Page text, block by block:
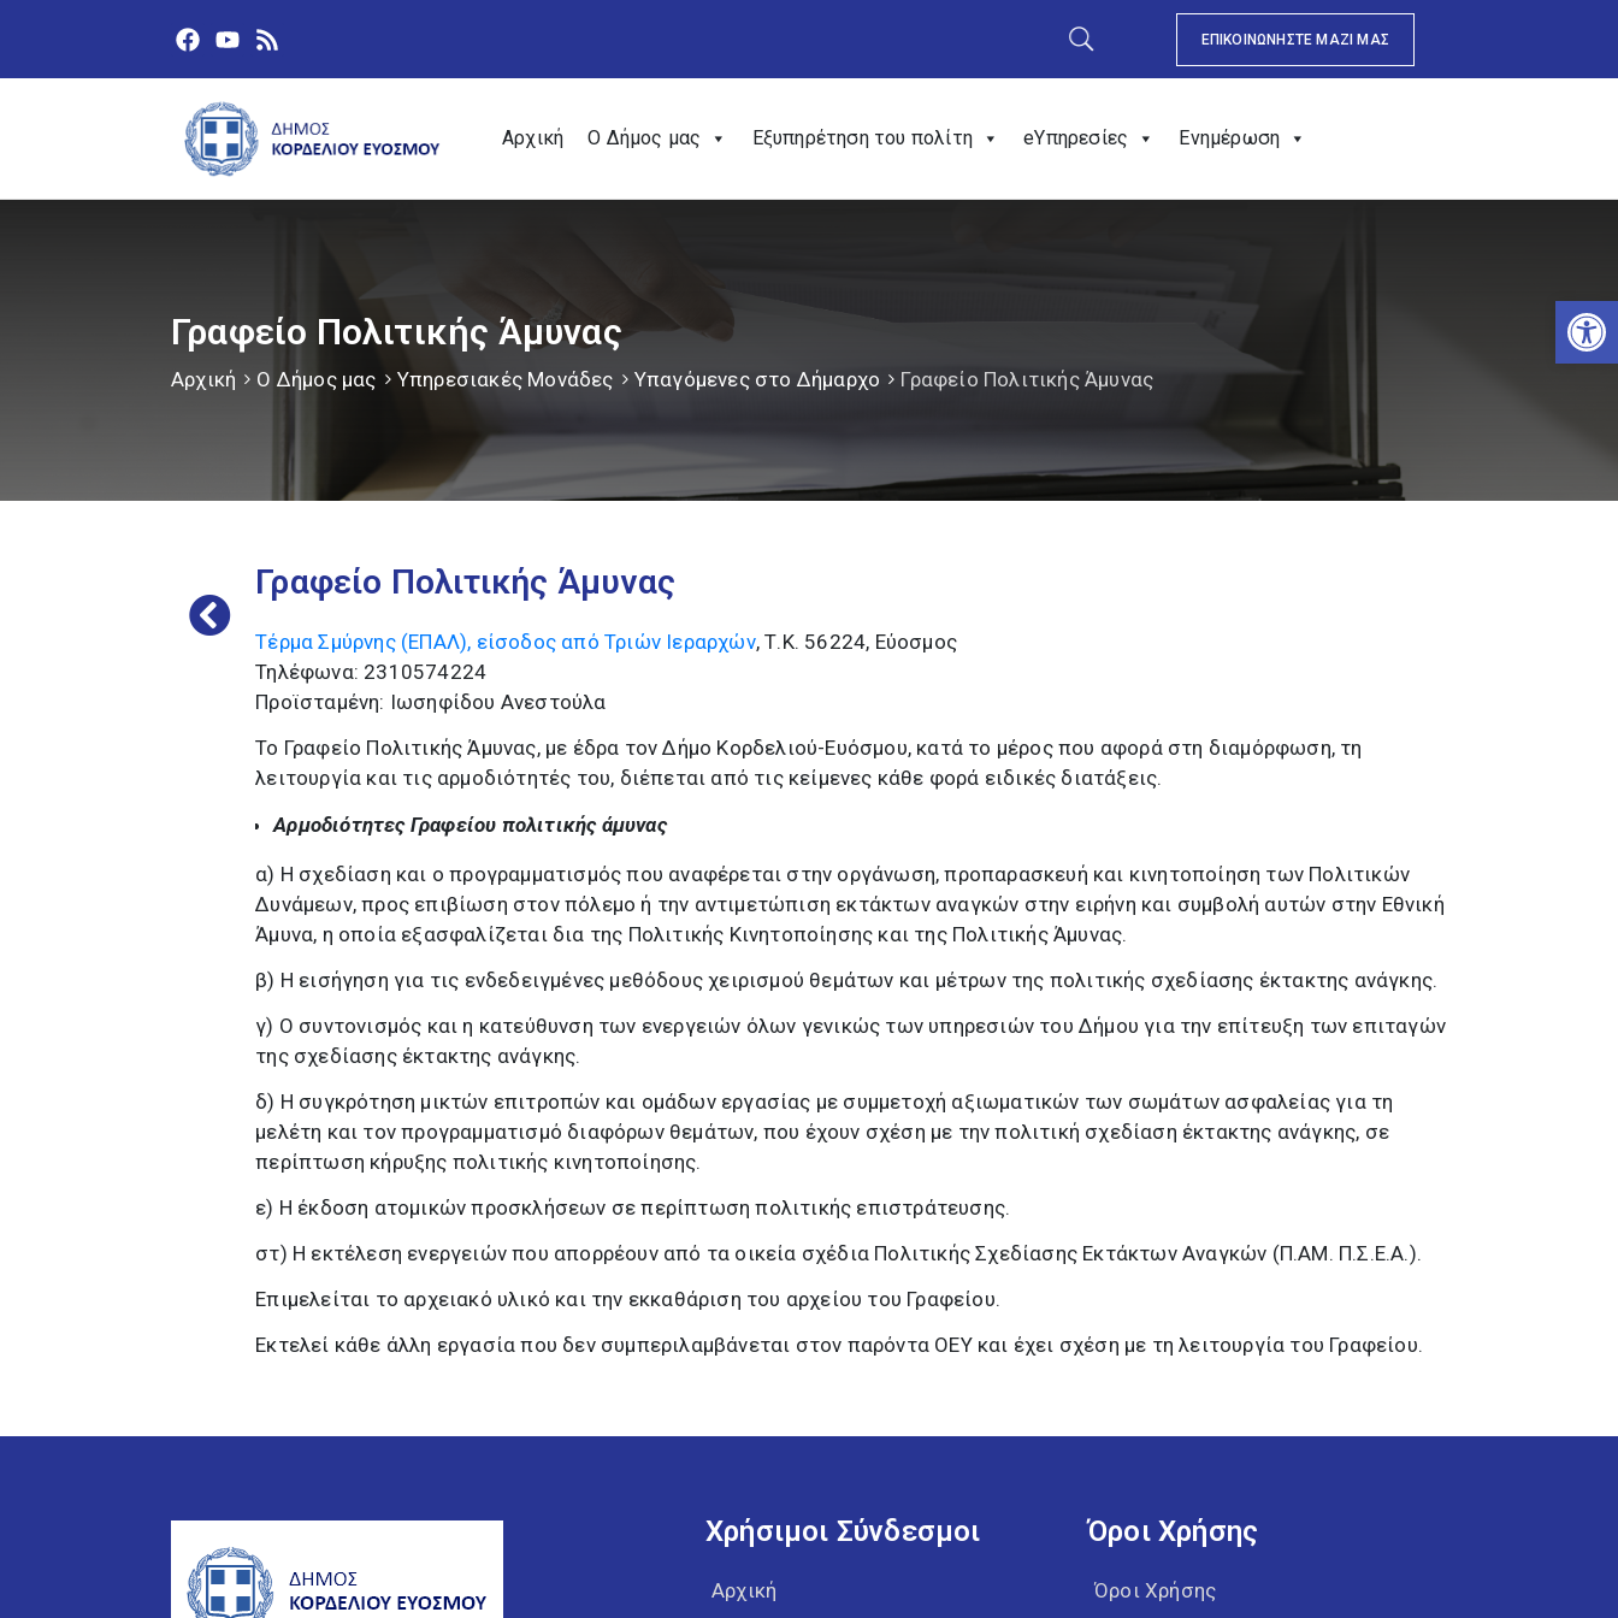
ΕΠΙΚΟΙΝΩΝΗΣΤΕ ΜΑΖΙ ΜΑΣ
Αρχική Ο Δήμος μας Εξυπηρέτηση του πολίτη eΥπηρεσίες Ενημέρωση
Γραφείο Πολιτικής Άμυνας
Αρχική Ο Δήμος μας Υπηρεσιακές Μονάδες Υπαγόμενες στο Δήμαρχο Γραφείο Πολιτικής Άμυνας
Γραφείο Πολιτικής Άμυνας
Τέρμα Σμύρνης (ΕΠΑΛ), είσοδος από Τριών Ιεραρχών, Τ.Κ. 56224, Εύοσμος
Τηλέφωνα: 2310574224
Προϊσταμένη: Ιωσηφίδου Ανεστούλα
Το Γραφείο Πολιτικής Άμυνας, με έδρα τον Δήμο Κορδελιού-Ευόσμου, κατά το μέρος που αφορά στη διαμόρφωση, τη
λειτουργία και τις αρμοδιότητές του, διέπεται από τις κείμενες κάθε φορά ειδικές διατάξεις.
Αρμοδιότητες Γραφείου πολιτικής άμυνας
α) Η σχεδίαση και ο προγραμματισμός που αναφέρεται στην οργάνωση, προπαρασκευή και κινητοποίηση των Πολιτικών
Δυνάμεων, προς επιβίωση στον πόλεμο ή την αντιμετώπιση εκτάκτων αναγκών στην ειρήνη και συμβολή αυτών στην Εθνική
Άμυνα, η οποία εξασφαλίζεται δια της Πολιτικής Κινητοποίησης και της Πολιτικής Άμυνας.
β) Η εισήγηση για τις ενδεδειγμένες μεθόδους χειρισμού θεμάτων και μέτρων της πολιτικής σχεδίασης έκτακτης ανάγκης.
γ) Ο συντονισμός και η κατεύθυνση των ενεργειών όλων γενικώς των υπηρεσιών του Δήμου για την επίτευξη των επιταγών
της σχεδίασης έκτακτης ανάγκης.
δ) Η συγκρότηση μικτών επιτροπών και ομάδων εργασίας με συμμετοχή αξιωματικών των σωμάτων ασφαλείας για τη
μελέτη και τον προγραμματισμό διαφόρων θεμάτων, που έχουν σχέση με την πολιτική σχεδίαση έκτακτης ανάγκης, σε
περίπτωση κήρυξης πολιτικής κινητοποίησης.
ε) Η έκδοση ατομικών προσκλήσεων σε περίπτωση πολιτικής επιστράτευσης.
στ) Η εκτέλεση ενεργειών που απορρέουν από τα οικεία σχέδια Πολιτικής Σχεδίασης Εκτάκτων Αναγκών (Π.ΑΜ. Π.Σ.Ε.Α.).
Επιμελείται το αρχειακό υλικό και την εκκαθάριση του αρχείου του Γραφείου.
Εκτελεί κάθε άλλη εργασία που δεν συμπεριλαμβάνεται στον παρόντα ΟΕΥ και έχει σχέση με τη λειτουργία του Γραφείου.
Χρήσιμοι Σύνδεσμοι
Αρχική
Όροι Χρήσης
Όροι Χρήσης